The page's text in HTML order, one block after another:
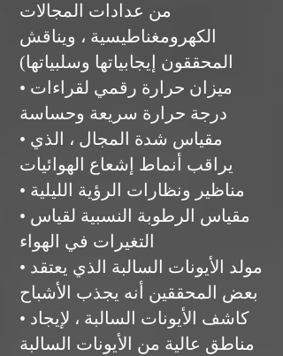
من عدادات المجالات
الكهرومغناطيسية ، ويناقش
المحققون إيجابياتها وسلبياتها)
• ميزان حرارة رقمي لقراءات
درجة حرارة سريعة وحساسة
• مقياس شدة المجال ، الذي
يراقب أنماط إشعاع الهوائيات
• مناظير ونظارات الرؤية الليلية
• مقياس الرطوبة النسبية لقياس
التغيرات في الهواء
• مولد الأيونات السالبة الذي يعتقد
بعض المحققين أنه يجذب الأشباح
• كاشف الأيونات السالبة ، لإيجاد
مناطق عالية من الأيونات السالبة